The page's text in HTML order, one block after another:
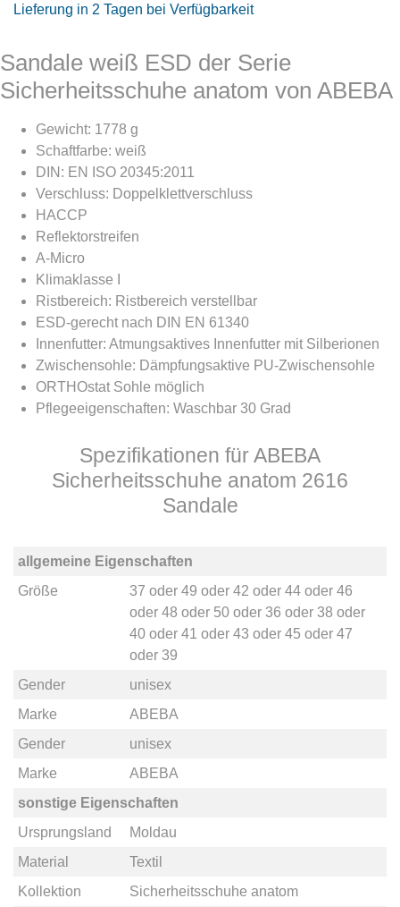
Lieferung in 2 Tagen bei Verfügbarkeit
Sandale weiß ESD der Serie
Sicherheitsschuhe anatom von ABEBA
Gewicht: 1778 g
Schaftfarbe: weiß
DIN: EN ISO 20345:2011
Verschluss: Doppelklettverschluss
HACCP
Reflektorstreifen
A-Micro
Klimaklasse I
Ristbereich: Ristbereich verstellbar
ESD-gerecht nach DIN EN 61340
Innenfutter: Atmungsaktives Innenfutter mit Silberionen
Zwischensohle: Dämpfungsaktive PU-Zwischensohle
ORTHOstat Sohle möglich
Pflegeeigenschaften: Waschbar 30 Grad
Spezifikationen für ABEBA
Sicherheitsschuhe anatom 2616
Sandale
allgemeine Eigenschaften
Größe
37 oder 49 oder 42 oder 44oder 46
oder 48 oder 50oder 36 oder 38 oder
40oder 41 oder 43 oder 45 oder 47
oder 39
Gender
unisex
Marke
ABEBA
Gender
unisex
Marke
ABEBA
sonstige Eigenschaften
Ursprungsland
Moldau
Material
Textil
Kollektion
Sicherheitsschuhe anatom